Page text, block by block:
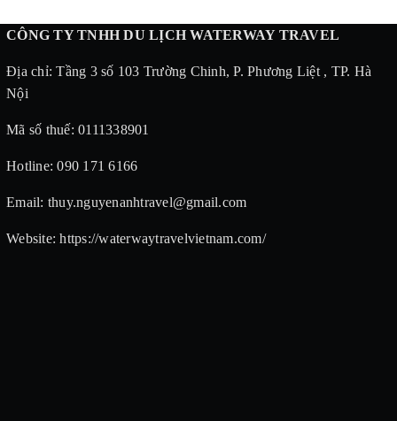
CÔNG TY TNHH DU LỊCH WATERWAY TRAVEL
Địa chỉ: Tầng 3 số 103 Trường Chinh, P. Phương Liệt , TP. Hà
Nội
Mã số thuế: 0111338901
Hotline: 090 171 6166
Email: thuy.nguyenanhtravel@gmail.com
Website: https://waterwaytravelvietnam.com/